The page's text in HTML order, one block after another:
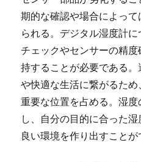
期的な確認や場合によっ
られる。デジタル湿度計
チェックやセンサーの精
持することが必要である
や快適な生活に繋がるた
重要な位置を占める。湿
し、自分の目的に合った
良い環境を作り出すことが